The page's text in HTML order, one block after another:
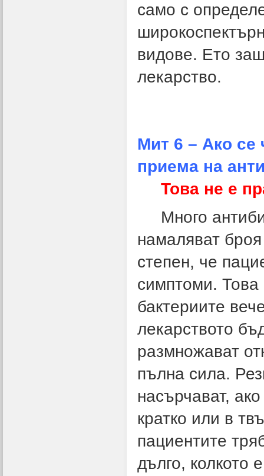
само с
видове. Ето
лекарство.
Мит 6 – Ако се
приема на
Това не е
Много
намаляват
степен, че
симптоми. Това
бактериите
лекарството
размножават
пълна сила.
насърчават,
кратко или в
пациентите
дълго, колкото